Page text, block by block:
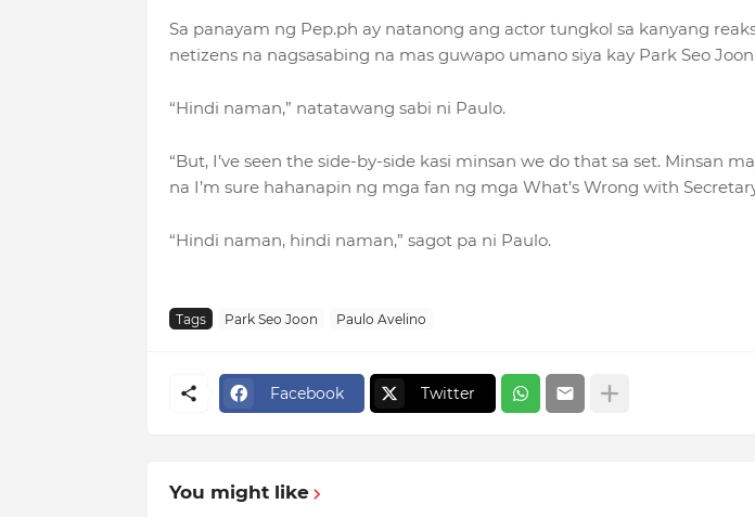
Sa panayam ng Pep.ph ay natanong ang actor tungkol sa kanyang
netizens na nagsasabing na mas guwapo umano siya kay Park Seo
“Hindi naman,” natatawang sabi ni Paulo.
“But, I’ve seen the side-by-side kasi minsan we do that sa set. Minsan
na I’m sure hahanapin ng mga fan ng mga What’s Wrong with
“Hindi naman, hindi naman,” sagot pa ni Paulo.
Tags Park Seo Joon Paulo Avelino
Facebook Twitter
You might like